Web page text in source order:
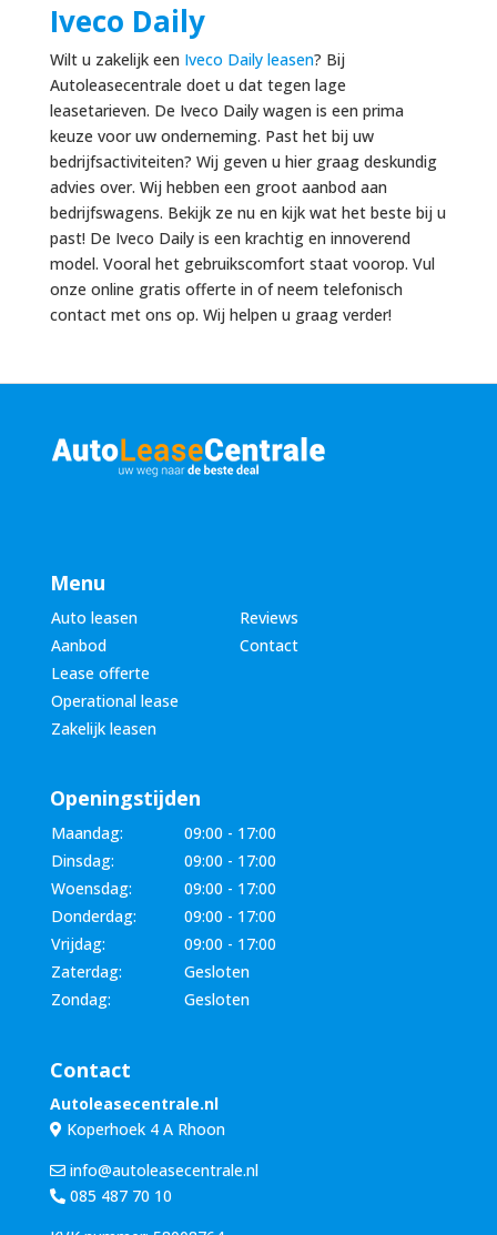
Iveco Daily
Wilt u zakelijk een Iveco Daily leasen? Bij
Autoleasecentrale doet u dat tegen lage
leasetarieven. De Iveco Daily wagen is een prima
keuze voor uw onderneming. Past het bij uw
bedrijfsactiviteiten? Wij geven u hier graag deskundig
advies over. Wij hebben een groot aanbod aan
bedrijfswagens. Bekijk ze nu en kijk wat het beste bij u
past! De Iveco Daily is een krachtig en innoverend
model. Vooral het gebruikscomfort staat voorop. Vul
onze online gratis offerte in of neem telefonisch
contact met ons op. Wij helpen u graag verder!
Menu
Auto leasen
Reviews
Aanbod
Contact
Lease offerte
Operational lease
Zakelijk leasen
Openingstijden
Maandag:
09:00 - 17:00
Dinsdag:
09:00 - 17:00
Woensdag:
09:00 - 17:00
Donderdag:
09:00 - 17:00
Vrijdag:
09:00 - 17:00
Zaterdag:
Gesloten
Zondag:
Gesloten
Contact
Autoleasecentrale.nl
Koperhoek 4 A Rhoon
info@autoleasecentrale.nl
085 487 70 10